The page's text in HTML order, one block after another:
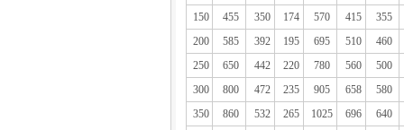
150
455 350 174 570 415
355
200
585 392 195 695 510
460
250
650 442 220 780 560
500
300
800 472 235 905 658
580
350
860 532 265 1025 696
640